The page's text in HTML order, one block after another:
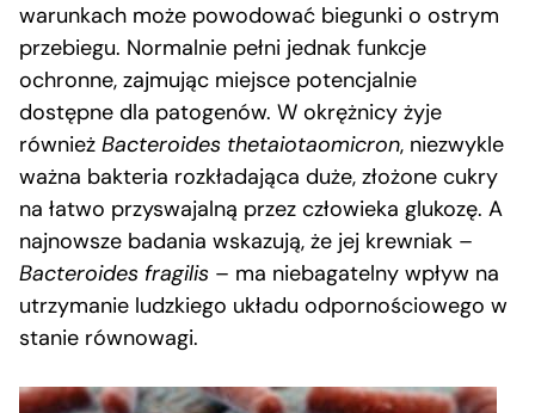
warunkach może powodować biegunki o ostrym
przebiegu. Normalnie pełni jednak funkcje
ochronne, zajmując miejsce potencjalnie
dostępne dla patogenów. W okrężnicy żyje
również Bacteroides thetaiotaomicron, niezwykle
ważna bakteria rozkładająca duże, złożone cukry
na łatwo przyswajalną przez człowieka glukozę. A
najnowsze badania wskazują, że jej krewniak –
Bacteroides fragilis – ma niebagatelny wpływ na
utrzymanie ludzkiego układu odpornościowego w
stanie równowagi.